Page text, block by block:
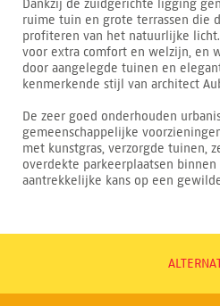
Dankzij de zuidgerichte ligging
ruime tuin en grote terrassen die
profiteren van het natuurlijke licht.
voor extra comfort en welzijn, en
door aangelegde tuinen en
kenmerkende stijl van architect
De zeer goed onderhouden
gemeenschappelijke
met kunstgras, verzorgde tuinen,
overdekte parkeerplaatsen
aantrekkelijke kans op een